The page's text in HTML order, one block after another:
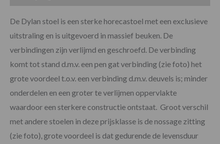
De Dylan stoel is een sterke horecastoel met een exclusieve
uitstraling en is uitgevoerd in massief beuken. De
verbindingen zijn verlijmd en geschroefd. De verbinding
komt tot stand d.m.v. een pen gat verbinding (zie foto) het
grote voordeel t.o.v. een verbinding d.m.v. deuvels is; minder
onderdelen en een groter te verlijmen oppervlakte
waardoor een sterkere constructie ontstaat. Groot verschil
met andere stoelen in deze prijsklasse is de nossage zitting
(zie foto), grote voordeel is dat gedurende de levensduur